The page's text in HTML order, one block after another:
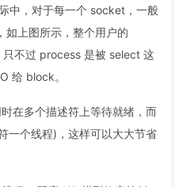
中，对于每一个 socket，一般
上图所示，整个用户的
不过 process 是被 select 这
给 block。
在多个描述符上等待就绪，而
一个线程)，这样可以大大节省